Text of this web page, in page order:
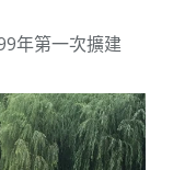
年第一次擴建